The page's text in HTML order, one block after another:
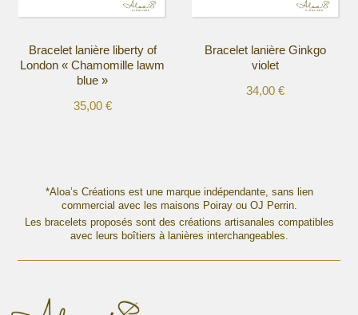
sur
page
du
sur
page
Bracelet lanière liberty of
London « Chamomille lawm
blue »
35,00 €
variations.
options
Bracelet lanière Ginkgo
violet
34,00€
variations.
Les
options
peuvent
*Aloa’s Créations est une marque indépendante, sans lien
commercial avec les maisons Poiray ou OJ Perrin.
Les bracelets proposés sont des créations artisanales compatibles
avec leurs boîtiers à lanières interchangeables.